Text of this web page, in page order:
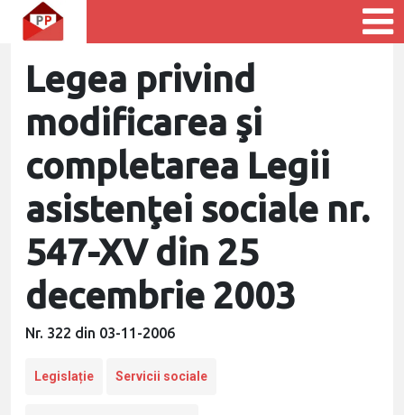
Legea privind
modificarea şi
completarea Legii
asistenţei sociale nr.
547-XV din 25
decembrie 2003
Nr. 322 din 03-11-2006
Legislație Servicii sociale